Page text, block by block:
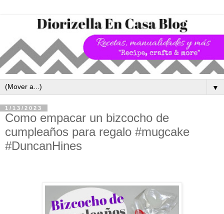
▼
1/13/2023
Como empacar un bizcocho de
cumpleaños para regalo #mugcake
#DuncanHines